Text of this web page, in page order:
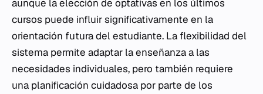
aunque la elección de optativas en los últimos
cursos puede influir significativamente en la
orientación futura del estudiante. La flexibilidad del
sistema permite adaptar la enseñanza a las
necesidades individuales, pero también requiere
una planificación cuidadosa por parte de los